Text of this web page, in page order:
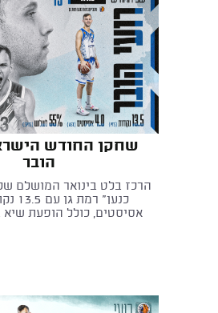
שחקן החודש
הובר
הרכז בלט בינואר המושלם
אסיסטים, כולל הופעת שיא